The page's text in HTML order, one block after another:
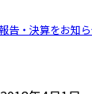
・決算をお知ら